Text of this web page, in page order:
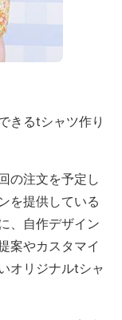
きるtシャツ作り
の注文を予定し
を提供している
、自作デザイン
案やカスタマイ
オリジナルtシャ